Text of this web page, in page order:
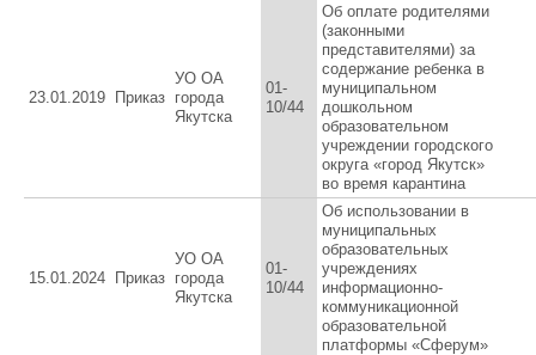
23.01.2019 Приказ
УО ОА
города
Якутска
01-
10/44
Об оплате родителями
(законными
представителями) за
содержание ребенка в
муниципальном
дошкольном
образовательном
учреждении городского
округа «город Якутск»
во время карантина
15.01.2024 Приказ
УО ОА
города
Якутска
01-
10/44
Об использовании в
муниципальных
образовательных
учреждениях
информационно-
коммуникационной
образовательной
платформы «Сферум»